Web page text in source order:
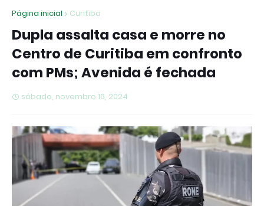
Página inicial Curitiba
Dupla assalta casa e morre no
Centro de Curitiba em confronto
com PMs; Avenida é fechada
sábado, novembro 16, 2024